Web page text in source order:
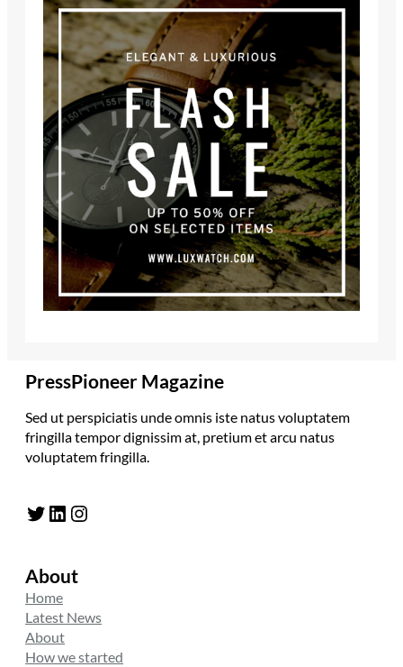
PressPioneer Magazine
Sed ut perspiciatis unde omnis iste natus voluptatem
fringilla tempor dignissim at, pretium et arcu natus
voluptatem fringilla.
Twitter LinkedIn Instagram
About
Home
Latest News
About
How we started